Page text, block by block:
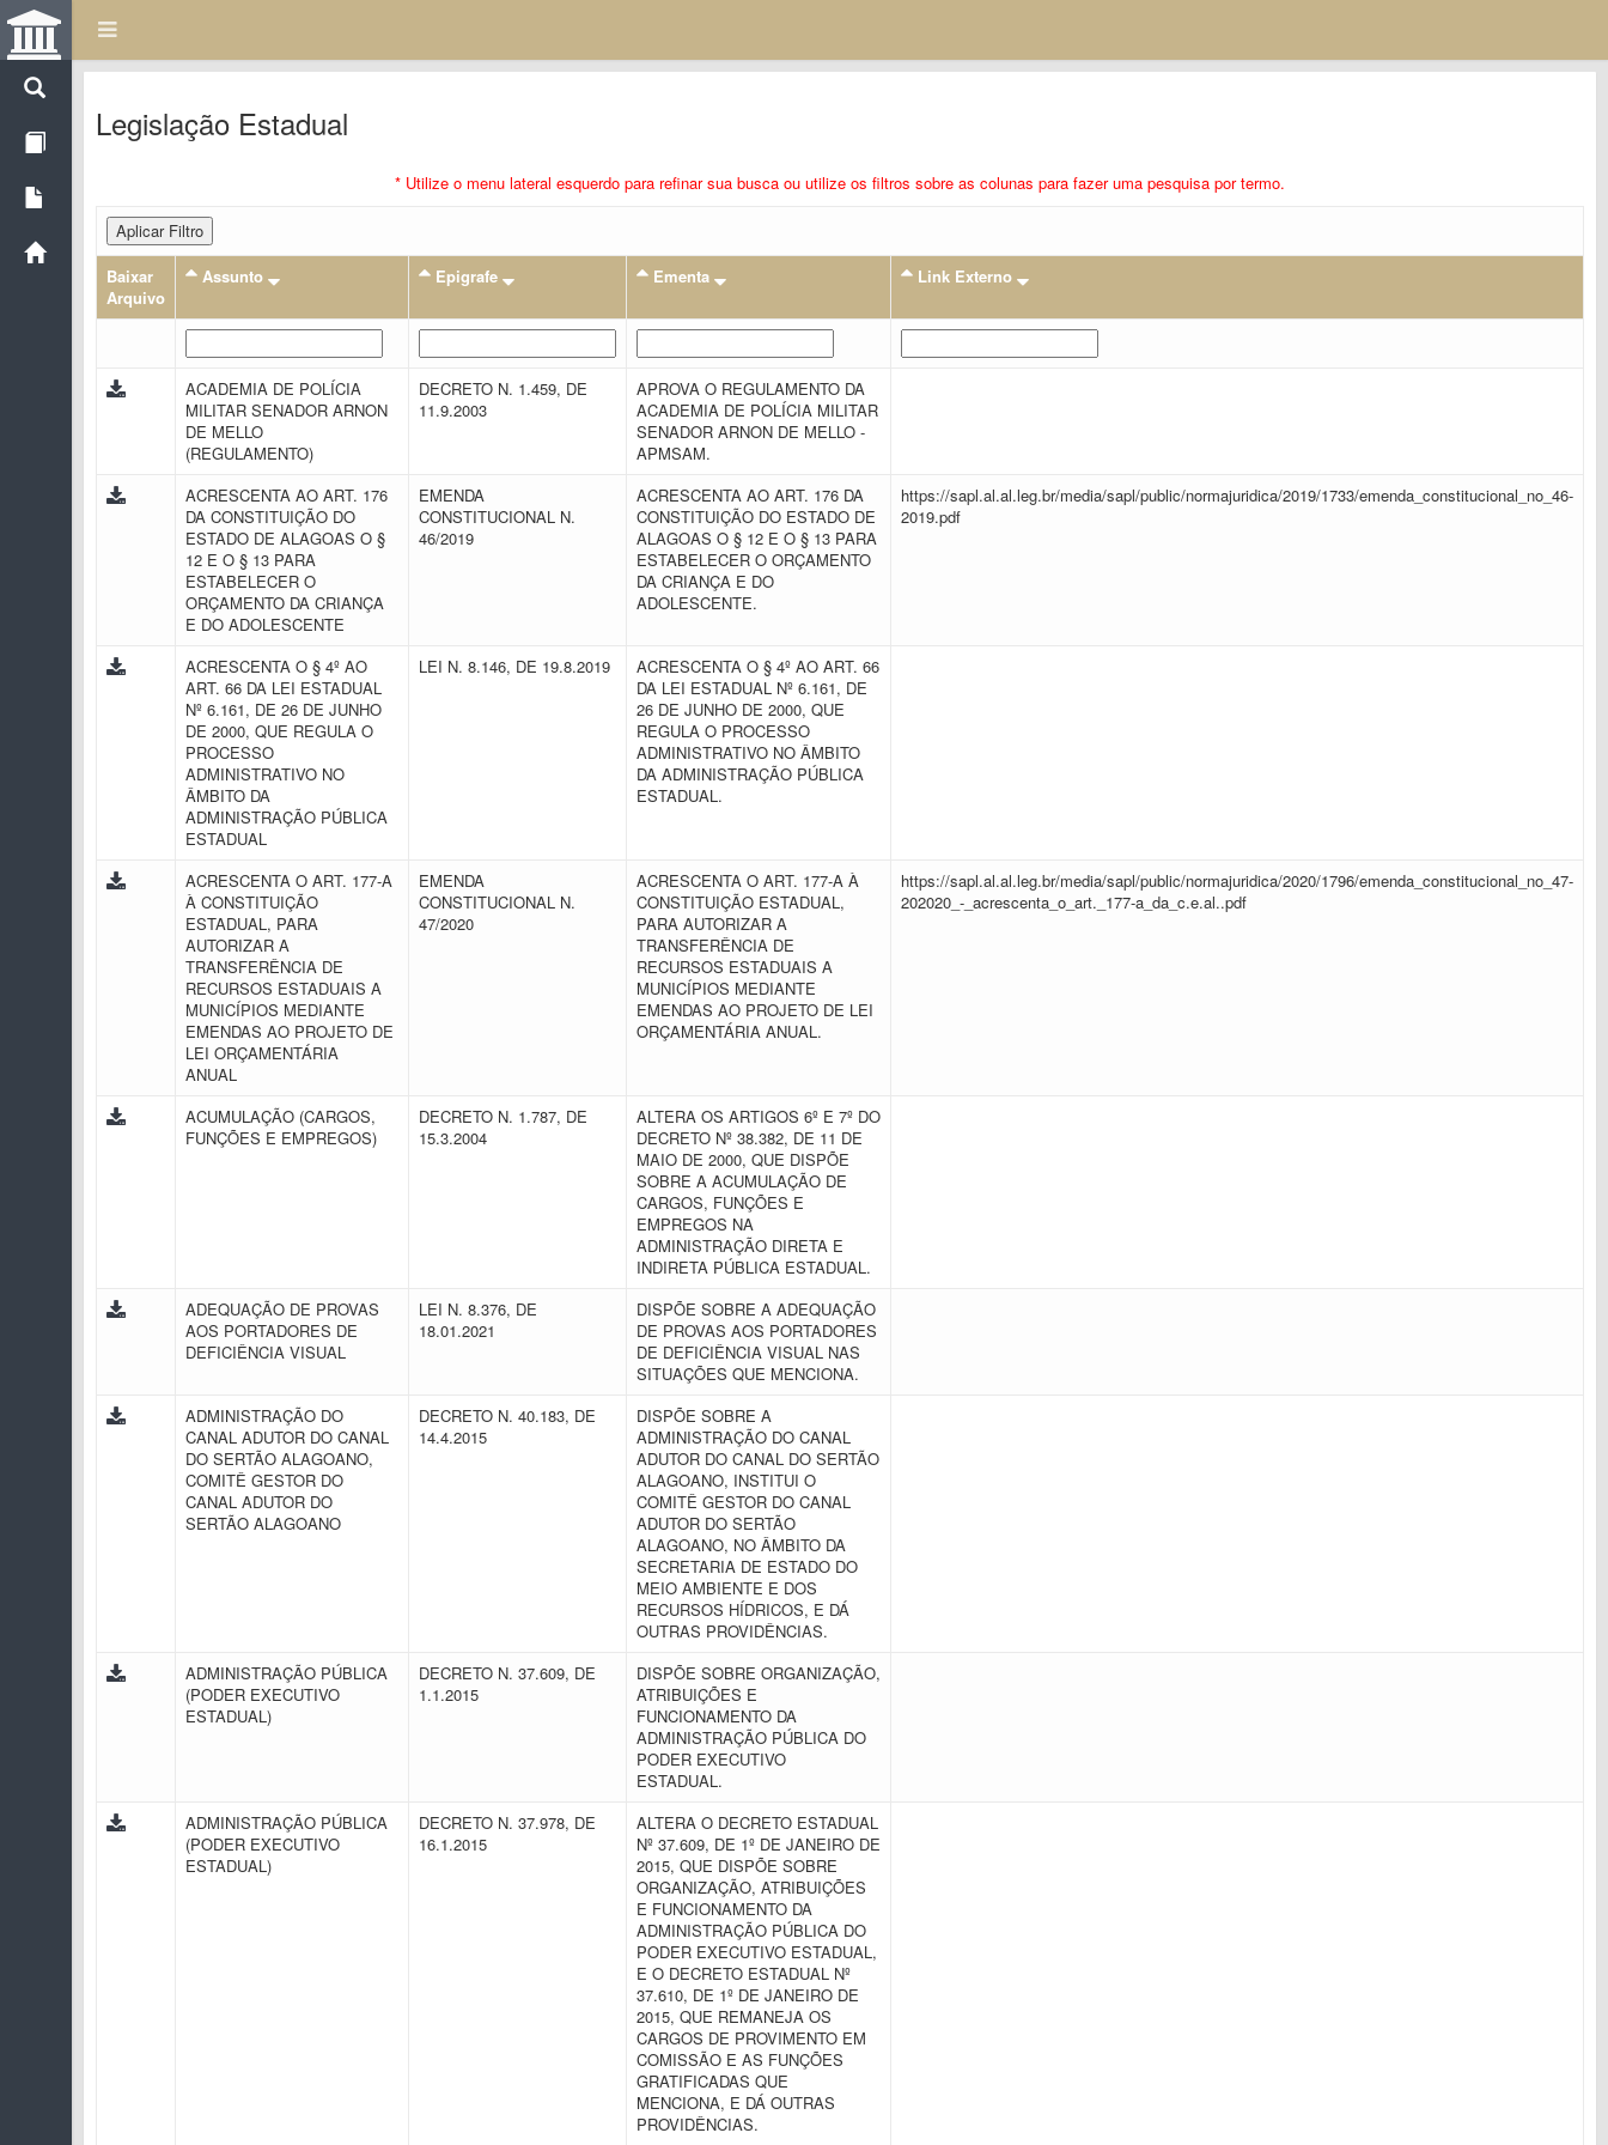
Legislação Estadual
* Utilize o menu lateral esquerdo para refinar sua busca ou utilize os filtros sobre as colunas para fazer uma pesquisa por termo.
Aplicar Filtro
Baixar
Arquivo
Assunto Epigrafe Ementa Link Externo
ACADEMIA DE POLÍCIA
MILITAR SENADOR ARNON
DE MELLO
(REGULAMENTO)
DECRETO N. 1.459, DE
11.9.2003
APROVA O REGULAMENTO DA
ACADEMIA DE POLÍCIA MILITAR
SENADOR ARNON DE MELLO -
APMSAM.
ACRESCENTA AO ART. 176
DA CONSTITUIÇÃO DO
ESTADO DE ALAGOAS O §
12 E O § 13 PARA
ESTABELECER O
ORÇAMENTO DA CRIANÇA
E DO ADOLESCENTE
EMENDA
CONSTITUCIONAL N.
46/2019
ACRESCENTA AO ART. 176 DA
CONSTITUIÇÃO DO ESTADO DE
ALAGOAS O § 12 E O § 13 PARA
ESTABELECER O ORÇAMENTO
DA CRIANÇA E DO
ADOLESCENTE.
https://sapl.al.al.leg.br/media/sapl/public/normajuridica/2019/1733/emenda_constitucional_no_46-
2019.pdf
ACRESCENTA O § 4º AO
ART. 66 DA LEI ESTADUAL
Nº 6.161, DE 26 DE JUNHO
DE 2000, QUE REGULA O
PROCESSO
ADMINISTRATIVO NO
ÂMBITO DA
ADMINISTRAÇÃO PÚBLICA
ESTADUAL
LEI N. 8.146, DE 19.8.2019
ACRESCENTA O § 4º AO ART. 66
DA LEI ESTADUAL Nº 6.161, DE
26 DE JUNHO DE 2000, QUE
REGULA O PROCESSO
ADMINISTRATIVO NO ÂMBITO
DA ADMINISTRAÇÃO PÚBLICA
ESTADUAL.
ACRESCENTA O ART. 177-A
À CONSTITUIÇÃO
ESTADUAL, PARA
AUTORIZAR A
TRANSFERÊNCIA DE
RECURSOS ESTADUAIS A
MUNICÍPIOS MEDIANTE
EMENDAS AO PROJETO DE
LEI ORÇAMENTÁRIA
ANUAL
EMENDA
CONSTITUCIONAL N.
47/2020
ACRESCENTA O ART. 177-A À
CONSTITUIÇÃO ESTADUAL,
PARA AUTORIZAR A
TRANSFERÊNCIA DE
RECURSOS ESTADUAIS A
MUNICÍPIOS MEDIANTE
EMENDAS AO PROJETO DE LEI
ORÇAMENTÁRIA ANUAL.
https://sapl.al.al.leg.br/media/sapl/public/normajuridica/2020/1796/emenda_constitucional_no_47-
202020_-_acrescenta_o_art._177-a_da_c.e.al..pdf
ACUMULAÇÃO (CARGOS,
FUNÇÕES E EMPREGOS)
DECRETO N. 1.787, DE
15.3.2004
ALTERA OS ARTIGOS 6º E 7º DO
DECRETO Nº 38.382, DE 11 DE
MAIO DE 2000, QUE DISPÕE
SOBRE A ACUMULAÇÃO DE
CARGOS, FUNÇÕES E
EMPREGOS NA
ADMINISTRAÇÃO DIRETA E
INDIRETA PÚBLICA ESTADUAL.
ADEQUAÇÃO DE PROVAS
AOS PORTADORES DE
DEFICIÊNCIA VISUAL
LEI N. 8.376, DE
18.01.2021
DISPÕE SOBRE A ADEQUAÇÃO
DE PROVAS AOS PORTADORES
DE DEFICIÊNCIA VISUAL NAS
SITUAÇÕES QUE MENCIONA.
ADMINISTRAÇÃO DO
CANAL ADUTOR DO CANAL
DO SERTÃO ALAGOANO,
COMITÊ GESTOR DO
CANAL ADUTOR DO
SERTÃO ALAGOANO
DECRETO N. 40.183, DE
14.4.2015
DISPÕE SOBRE A
ADMINISTRAÇÃO DO CANAL
ADUTOR DO CANAL DO SERTÃO
ALAGOANO, INSTITUI O
COMITÊ GESTOR DO CANAL
ADUTOR DO SERTÃO
ALAGOANO, NO ÂMBITO DA
SECRETARIA DE ESTADO DO
MEIO AMBIENTE E DOS
RECURSOS HÍDRICOS, E DÁ
OUTRAS PROVIDÊNCIAS.
ADMINISTRAÇÃO PÚBLICA
(PODER EXECUTIVO
ESTADUAL)
DECRETO N. 37.609, DE
1.1.2015
DISPÕE SOBRE ORGANIZAÇÃO,
ATRIBUIÇÕES E
FUNCIONAMENTO DA
ADMINISTRAÇÃO PÚBLICA DO
PODER EXECUTIVO
ESTADUAL.
ADMINISTRAÇÃO PÚBLICA
(PODER EXECUTIVO
ESTADUAL)
DECRETO N. 37.978, DE
16.1.2015
ALTERA O DECRETO ESTADUAL
Nº 37.609, DE 1º DE JANEIRO DE
2015, QUE DISPÕE SOBRE
ORGANIZAÇÃO, ATRIBUIÇÕES
E FUNCIONAMENTO DA
ADMINISTRAÇÃO PÚBLICA DO
PODER EXECUTIVO ESTADUAL,
E O DECRETO ESTADUAL Nº
37.610, DE 1º DE JANEIRO DE
2015, QUE REMANEJA OS
CARGOS DE PROVIMENTO EM
COMISSÃO E AS FUNÇÕES
GRATIFICADAS QUE
MENCIONA, E DÁ OUTRAS
PROVIDÊNCIAS.